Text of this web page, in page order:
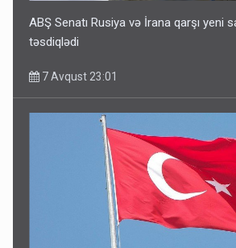
ABŞ Senatı Rusiya və İrana qarşı yeni
təsdiqlədi
7 Avqust 23:01